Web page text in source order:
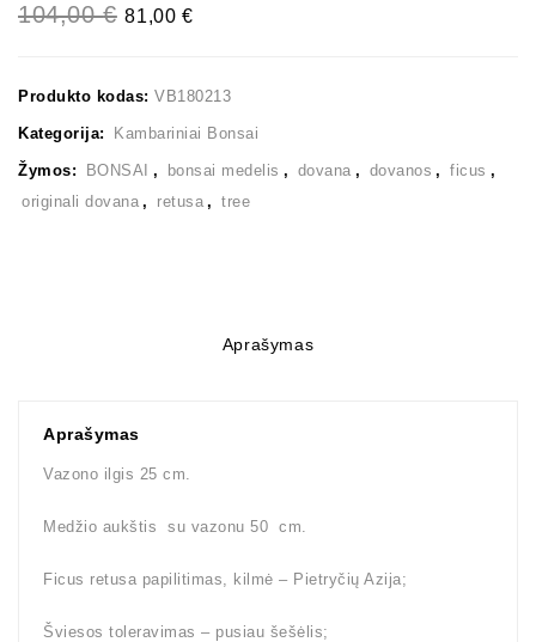
104,00€ 81,00€
Produkto kodas: VB180213
Kategorija: Kambariniai Bonsai
Žymos: BONSAI , bonsai medelis , dovana , dovanos , ficus ,
originali dovana , retusa , tree
Aprašymas
Aprašymas
Vazono ilgis 25 cm.
Medžio aukštis su vazonu 50 cm.
Ficus retusa papilitimas, kilmė – Pietryčių Azija;
Šviesos toleravimas – pusiau šešėlis;